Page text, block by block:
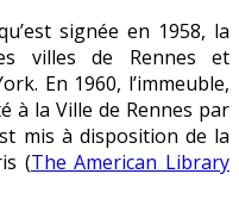
signée en 1958, la
villes de Rennes et
En 1960, l’immeuble,
à la Ville de Rennes par
mis à disposition de la
(The American Library